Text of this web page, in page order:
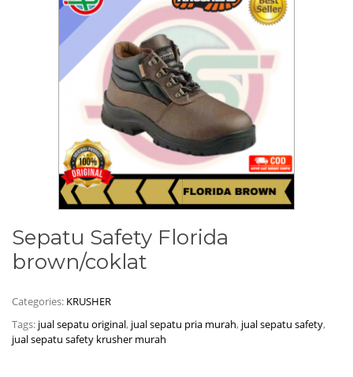
Sepatu Safety Florida
brown/coklat
Categories: KRUSHER
Tags: jual sepatu original, jual sepatu pria murah, jual sepatu safety,
jual sepatu safety krusher murah